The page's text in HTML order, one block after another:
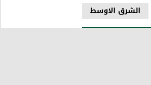
الشرق الاوسط